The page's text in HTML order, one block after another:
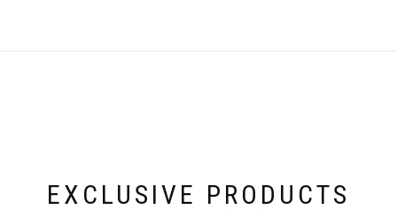
EXCLUSIVE PRODUCTS